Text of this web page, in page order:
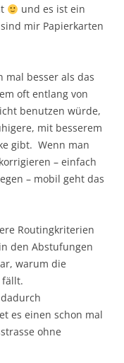
und es ist ein
mir Papierkarten
mal besser als das
oft entlang von
benutzen würde,
mit besserem
gibt. Wenn man
– einfach
– mobil geht das
Routingkriterien
den Abstufungen
warum die
fällt.
es einen schon mal
ohne